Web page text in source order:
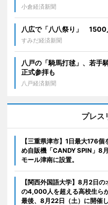
小倉経済新聞
八広で「八八祭り」 1500
すみだ経済新聞
八戸の「騎馬打毬」、若
正式参拝も
八戸経済新聞
プレス
【三重県津市】1日最大176
め自販機「CANDY SPIN」8
モール津南に設置。
【関西外国語大学】8月2日
の4,000人を超える高校生ら
最後、8月22日（土）に開催